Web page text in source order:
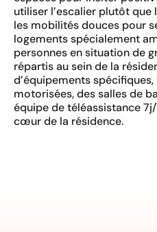
utiliser l’escalier plutôt que
les mobilités douces pour
logements spécialement
personnes en situation de
répartis au sein de la
d’équipements
motorisées, des salles de
équipe de téléassistance
cœur de la résidence.